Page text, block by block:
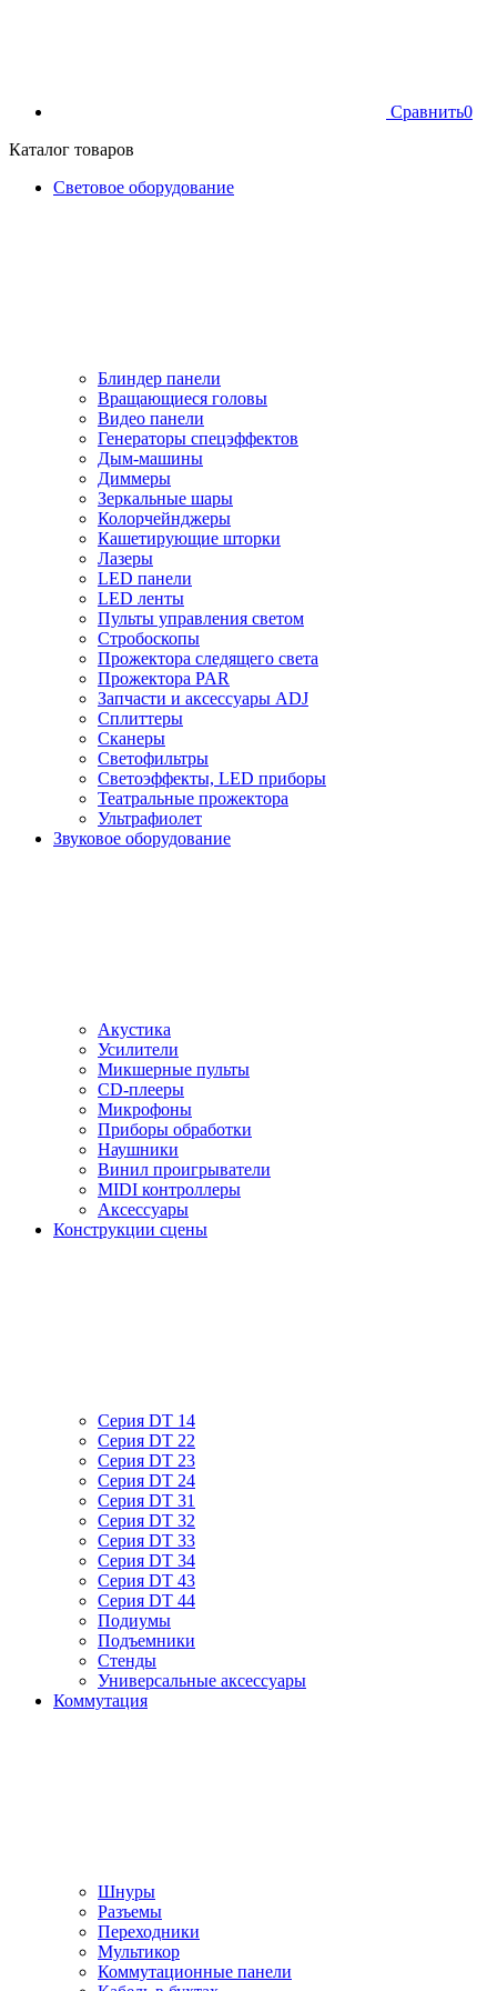
Сравнить0
Каталог товаров
Световое оборудование
Блиндер панели
Вращающиеся головы
Видео панели
Генераторы спецэффектов
Дым-машины
Диммеры
Зеркальные шары
Колорчейнджеры
Кашетирующие шторки
Лазеры
LED панели
LED ленты
Пульты управления светом
Стробоскопы
Прожектора следящего света
Прожектора PAR
Запчасти и аксессуары ADJ
Сплиттеры
Сканеры
Светофильтры
Светоэффекты, LED приборы
Театральные прожектора
Ультрафиолет
Звуковое оборудование
Акустика
Усилители
Микшерные пульты
CD-плееры
Микрофоны
Приборы обработки
Наушники
Винил проигрыватели
MIDI контроллеры
Аксессуары
Конструкции сцены
Серия DT 14
Серия DT 22
Серия DT 23
Серия DT 24
Серия DT 31
Серия DT 32
Серия DT 33
Серия DT 34
Серия DT 43
Серия DT 44
Подиумы
Подъемники
Стенды
Универсальные аксессуары
Коммутация
Шнуры
Разъемы
Переходники
Мультикор
Коммутационные панели